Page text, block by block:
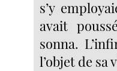
s’y
avait
sonna.
l’objet de sa